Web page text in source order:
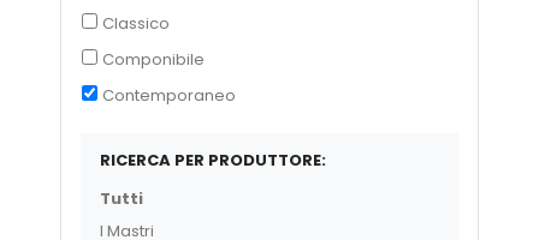
Classico
Componibile
Contemporaneo
RICERCA PER PRODUTTORE:
Tutti
I Mastri